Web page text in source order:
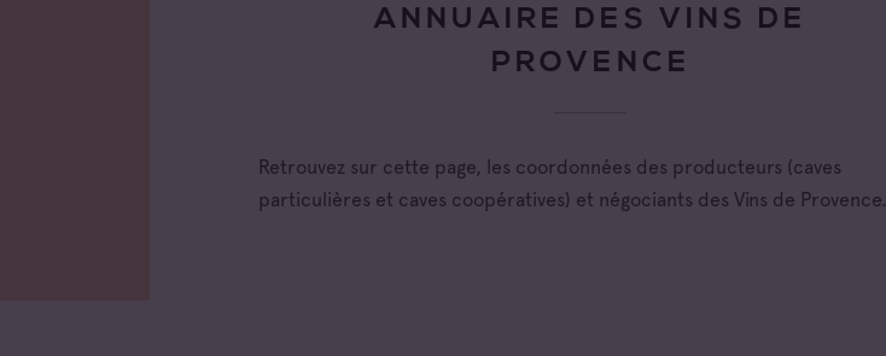
ANNUAIRE DES VINS DE
PROVENCE
Retrouvez sur cette page, les coordonnées des producteurs (caves
particulières et caves coopératives) et négociants des Vins de Provence.